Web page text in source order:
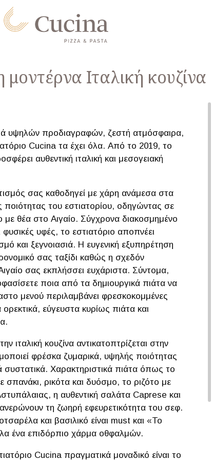
Ιταλική κουζίνα
υψηλών προδιαγραφών, ζεστή ατμόσφαιρα,
Cucina τα έχει όλα. Από το 2019, το
αυθεντική ιταλική και μεσογειακή
σας καθοδηγεί με χάρη ανάμεσα στα
ποιότητας του εστιατορίου, οδηγώντας σε
με θέα στο Αιγαίο. Σύγχρονα διακοσμημένο
φυσικές υφές, το εστιατόριο αποπνέει
και ξεγνοιασιά. Η ευγενική εξυπηρέτηση
σας ταξίδι καθώς η σχεδόν
σας εκπλήσσει ευχάριστα. Σύντομα,
ποια από τα δημιουργικά πιάτα να
μενού περιλαμβάνει φρεσκοκομμένες
εύγευστα κυρίως πιάτα και
ιταλική κουζίνα αντικατοπτρίζεται στην
φρέσκα ζυμαρικά, υψηλής ποιότητας
συστατικά. Χαρακτηριστικά πιάτα όπως το
σπανάκι, ρικότα και δυόσμο, το ριζότο με
η αυθεντική σαλάτα Caprese και
τη ζωηρή εφευρετικότητα του σεφ.
και βασιλικό είναι must και «Το
ένα επιδόρπιο χάρμα οθφαλμών.
Cucina πραγματικά μοναδικό είναι το